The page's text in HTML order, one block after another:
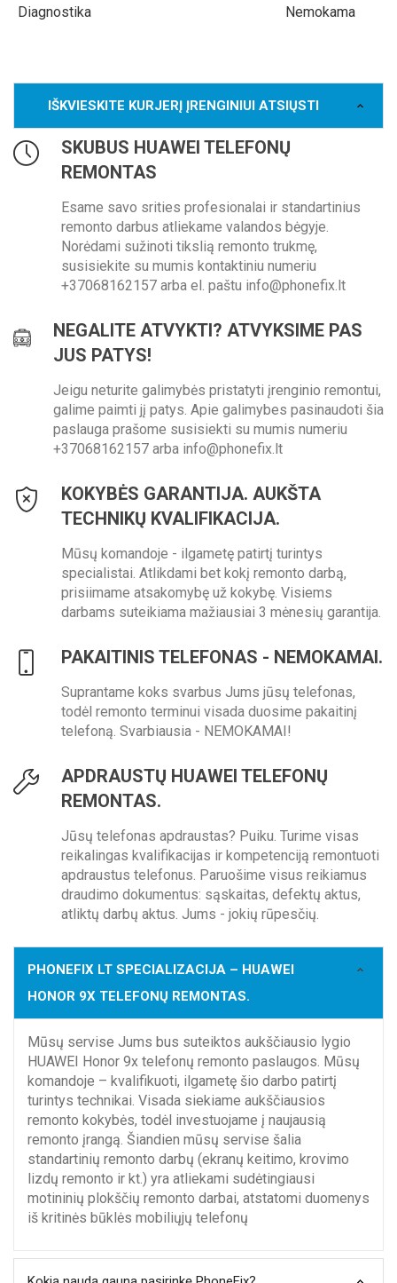
Diagnostika
Nemokama
IŠKVIESKITE KURJERĮ ĮRENGINIUI ATSIŲSTI
SKUBUS HUAWEI TELEFONŲ
REMONTAS
Esame savo srities profesionalai ir standartinius
remonto darbus atliekame valandos bėgyje.
Norėdami sužinoti tikslią remonto trukmę,
susisiekite su mumis kontaktiniu numeriu
+37068162157 arba el. paštu info@phonefix.lt
NEGALITE ATVYKTI? ATVYKSIME PAS
JUS PATYS!
Jeigu neturite galimybės pristatyti įrenginio remontui,
galime paimti jį patys. Apie galimybes pasinaudoti šia
paslauga prašome susisiekti su mumis numeriu
+37068162157 arba info@phonefix.lt
KOKYBĖS GARANTIJA. AUKŠTA
TECHNIKŲ KVALIFIKACIJA.
Mūsų komandoje - ilgametę patirtį turintys
specialistai. Atlikdami bet kokį remonto darbą,
prisiimame atsakomybę už kokybę. Visiems
darbams suteikiama mažiausiai 3 mėnesių garantija.
PAKAITINIS TELEFONAS - NEMOKAMAI.
Suprantame koks svarbus Jums jūsų telefonas,
todėl remonto terminui visada duosime pakaitinį
telefoną. Svarbiausia - NEMOKAMAI!
APDRAUSTŲ HUAWEI TELEFONŲ
REMONTAS.
Jūsų telefonas apdraustas? Puiku. Turime visas
reikalingas kvalifikacijas ir kompetenciją remontuoti
apdraustus telefonus. Paruošime visus reikiamus
draudimo dokumentus: sąskaitas, defektų aktus,
atliktų darbų aktus. Jums - jokių rūpesčių.
PHONEFIX LT SPECIALIZACIJA – HUAWEI
HONOR 9X TELEFONŲ REMONTAS.
Mūsų servise Jums bus suteiktos aukščiausio lygio
HUAWEI Honor 9x telefonų remonto paslaugos. Mūsų
komandoje – kvalifikuoti, ilgametę šio darbo patirtį
turintys technikai. Visada siekiame aukščiausios
remonto kokybės, todėl investuojame į naujausią
remonto įrangą. Šiandien mūsų servise šalia
standartinių remonto darbų (ekranų keitimo, krovimo
lizdų remonto ir kt.) yra atliekami sudėtingiausi
motininių plokščių remonto darbai, atstatomi duomenys
iš kritinės būklės mobiliųjų telefonų